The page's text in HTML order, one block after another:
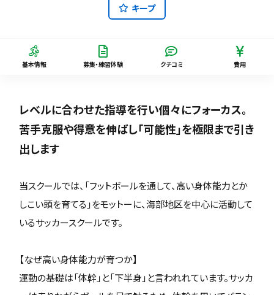
キープ
基本情報 募集・練習体験 クチコミ 費用
レベルに合わせた指導を行い個々にフォーカス。
苦手克服や得意を伸ばし「可能性」を極限まで引き
出します
当スクールでは、「フットボールを通して、高い身体能力とか
しこい頭を育てる」をモットーに、海部地区を中心に活動して
いるサッカースクールです。
【なぜ高い身体能力が育つか】
運動の基礎は「体幹」と「下半身」と言われれています。サッカ